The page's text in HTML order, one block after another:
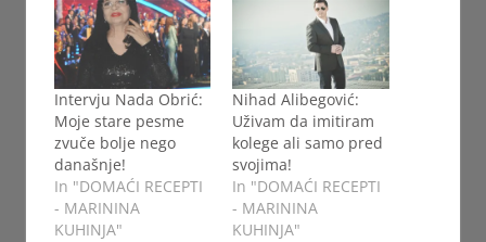
Intervju Nada Obrić:
Moje stare pesme
zvuče bolje nego
današnje!
In "DOMAĆI RECEPTI
- MARININA
KUHINJA"
Nihad Alibegović:
Uživam da imitiram
kolege ali samo pred
svojima!
In "DOMAĆI RECEPTI
- MARININA
KUHINJA"